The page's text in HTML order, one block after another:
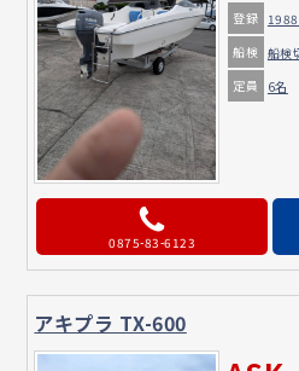
登録
船検 船検
定員
6名
0875-83-6123
アキプラ TX-600